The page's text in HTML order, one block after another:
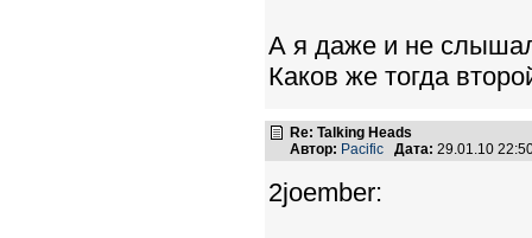
А я даже и не
Каков же тогда
Re: Talking Heads
Автор: Pacific Дата: 29.01.10
2joember: